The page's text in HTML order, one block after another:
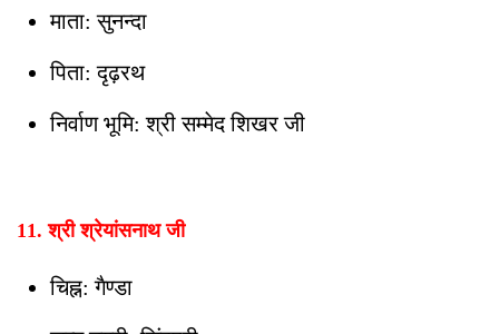
माता: सुनन्दा
पिता: दृढ़रथ
निर्वाण भूमि: श्री सम्मेद शिखर जी
11. श्री श्रेयांसनाथ जी
चिह्न: गैण्डा